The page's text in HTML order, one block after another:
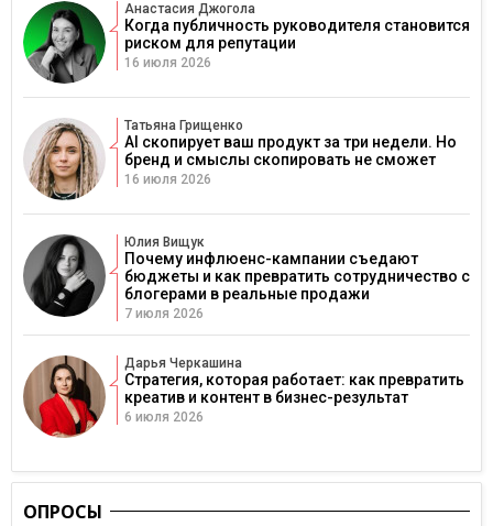
Анастасия Джогола
Когда публичность руководителя становится
риском для репутации
16 июля 2026
Татьяна Грищенко
AI скопирует ваш продукт за три недели. Но
бренд и смыслы скопировать не сможет
16 июля 2026
Юлия Вищук
Почему инфлюенс-кампании съедают
бюджеты и как превратить сотрудничество с
блогерами в реальные продажи
7 июля 2026
Дарья Черкашина
Стратегия, которая работает: как превратить
креатив и контент в бизнес-результат
6 июля 2026
ОПРОСЫ